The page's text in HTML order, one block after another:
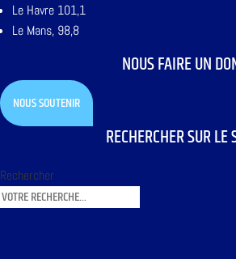
Le Havre 101,1
Le Mans, 98,8
NOUS FAIRE UN
NOUS SOUTENIR
RECHERCHER SUR LE
Rechercher